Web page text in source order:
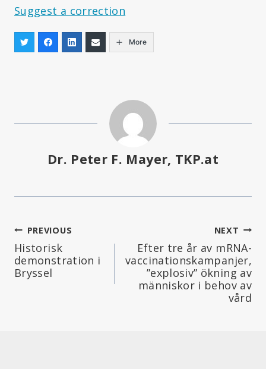
Suggest a correction
More
Dr. Peter F. Mayer, TKP.at
Inläggsnavigering
PREVIOUS
Historisk
demonstration i
Bryssel
NEXT
Efter tre år av mRNA-
vaccinationskampanjer,
”explosiv” ökning av
människor i behov av
vård